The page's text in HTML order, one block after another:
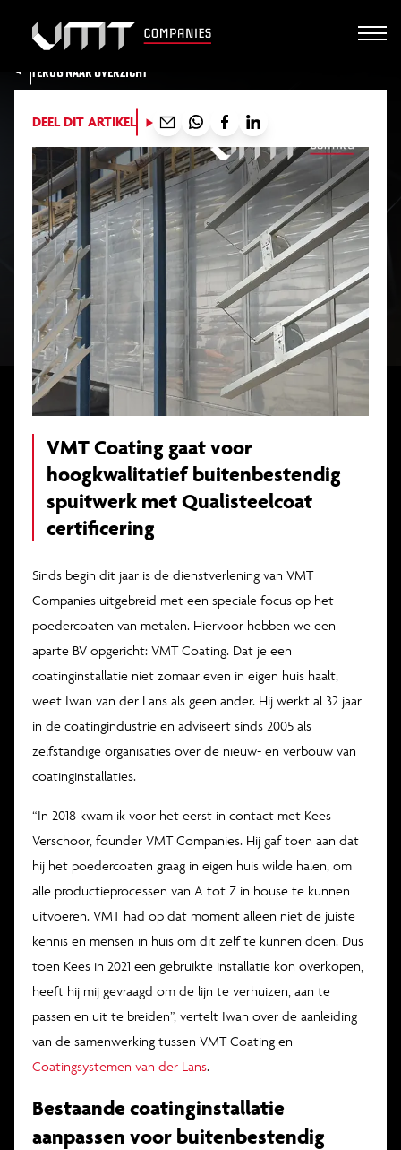
DEEL DIT ARTIKEL
TERUG NAAR OVERZICHT
VMT Coating gaat voor
hoogkwalitatief buitenbestendig
spuitwerk met Qualisteelcoat
certificering
Sinds begin dit jaar is de dienstverlening van VMT
Companies uitgebreid met een speciale focus op het
poedercoaten van metalen. Hiervoor hebben we een
aparte BV opgericht: VMT Coating. Dat je een
coatinginstallatie niet zomaar even in eigen huis haalt,
weet Iwan van der Lans als geen ander. Hij werkt al 32 jaar
in de coatingindustrie en adviseert sinds 2005 als
zelfstandige organisaties over de nieuw- en verbouw van
coatinginstallaties.
“In 2018 kwam ik voor het eerst in contact met Kees
Verschoor, founder VMT Companies. Hij gaf toen aan dat
hij het poedercoaten graag in eigen huis wilde halen, om
alle productieprocessen van A tot Z in house te kunnen
uitvoeren. VMT had op dat moment alleen niet de juiste
kennis en mensen in huis om dit zelf te kunnen doen. Dus
toen Kees in 2021 een gebruikte installatie kon overkopen,
heeft hij mij gevraagd om de lijn te verhuizen, aan te
passen en uit te breiden”, vertelt Iwan over de aanleiding
van de samenwerking tussen VMT Coating en
Coatingsystemen van der Lans.
Bestaande coatinginstallatie
aanpassen voor buitenbestendig